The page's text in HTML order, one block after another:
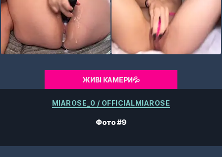
ЖИВІ КАМЕРИ💦
Категорії
MIAROSE_0 / OFFICIALMIAROSE
Фото #9